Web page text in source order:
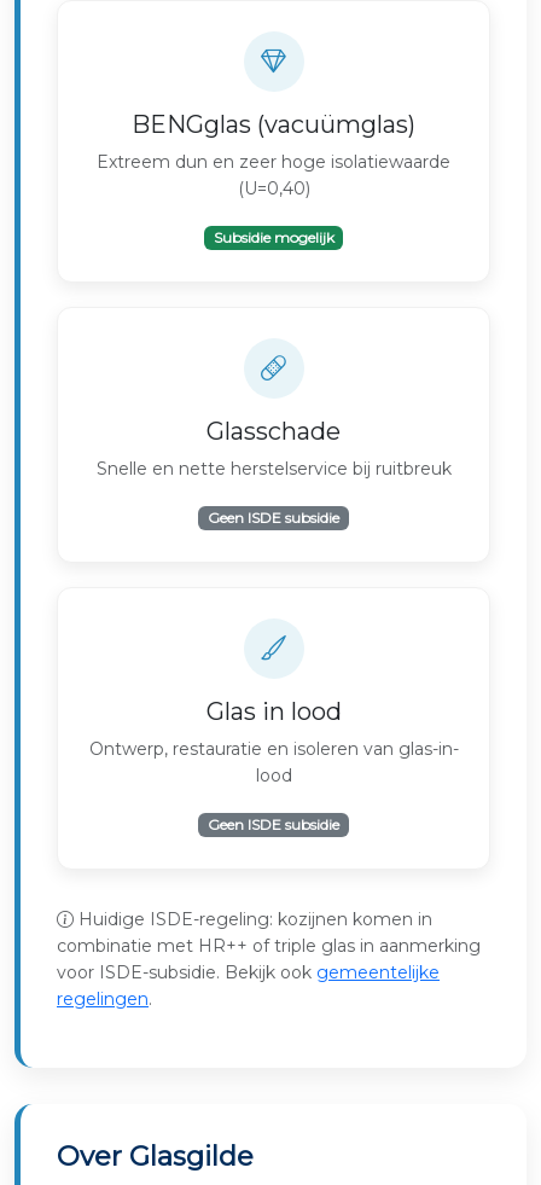
BENGglas (vacuümglas)
Extreem dun en zeer hoge isolatiewaarde
(U=0,40)
Subsidie mogelijk
Glasschade
Snelle en nette herstelservice bij ruitbreuk
Geen ISDE subsidie
Glas in lood
Ontwerp, restauratie en isoleren van glas-in-
lood
Geen ISDE subsidie
Huidige ISDE-regeling: kozijnen komen in
combinatie met HR++ of triple glas in aanmerking
voor ISDE-subsidie. Bekijk ook gemeentelijke
regelingen.
Over Glasgilde